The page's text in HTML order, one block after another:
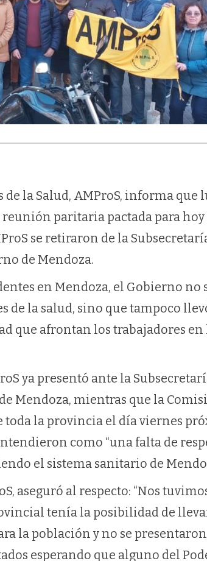
la Salud, AMProS, informa que
paritaria pactada para hoy
se retiraron de la
de Mendoza.
en Mendoza, el Gobierno no
de la salud, sino que tampoco
que afrontan los trabajadores en
ya presentó ante la
Mendoza, mientras que la
toda la provincia el día viernes
como “una falta de
el sistema sanitario de
aseguró al respecto: “Nos
tenía la posibilidad de
la población y no se
esperando que alguno del